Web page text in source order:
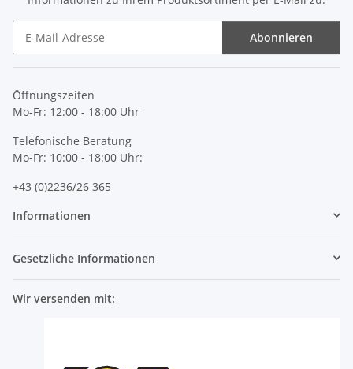
Abonnieren
Öffnungszeiten
Mo-Fr: 12:00 - 18:00 Uhr
Telefonische Beratung
Mo-Fr: 10:00 - 18:00 Uhr:
+43 (0)2236/26 365
Informationen
Gesetzliche Informationen
Wir versenden mit: